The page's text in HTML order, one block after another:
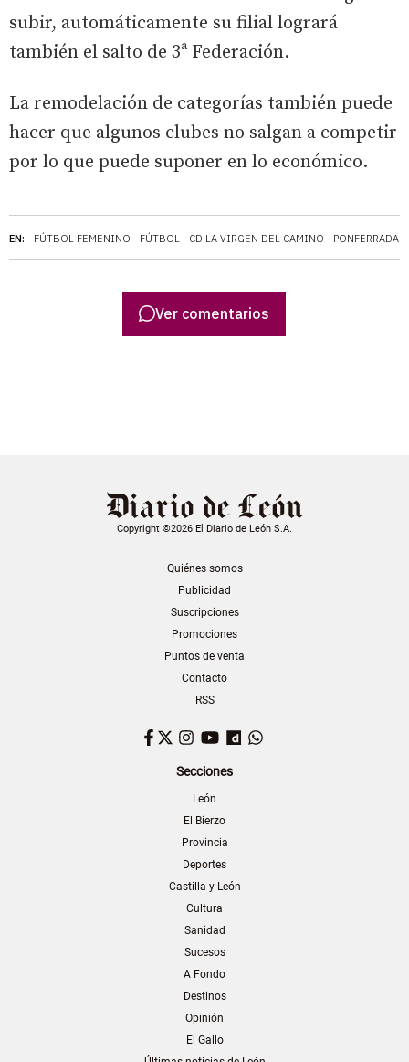
EN: FÚTBOL FEMENINO FÚTBOL CD LA VIRGEN DEL CAMINO PONFERRADA
subir, automáticamente su filial logrará
también el salto de 3ª Federación.
La remodelación de categorías también puede
hacer que algunos clubes no salgan a competir
por lo que puede suponer en lo económico.
Ver comentarios
Copyright ©2026 El Diario de León S.A.
Quiénes somos
Publicidad
Suscripciones
Promociones
Puntos de venta
Contacto
RSS
Facebook
TwitterInstagram
YouTubeDailymotion
Secciones
León
El Bierzo
Provincia
Deportes
Castilla y León
Cultura
Sanidad
Sucesos
A Fondo
Destinos
Opinión
El Gallo